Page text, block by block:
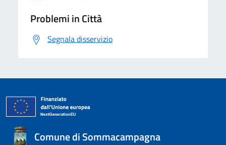
Problemi in Città
Segnala disservizio
Comune di Sommacampagna